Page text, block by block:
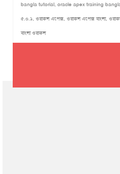
bangla tutorial, oracle apex training
৫.০.১, ওরাকল এপেক্স, ওরাকল এপেক্স বাংলা,
বাংলা ওরাকল